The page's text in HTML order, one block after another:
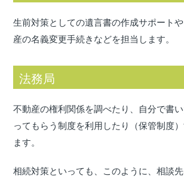
生前対策としての遺言書の作成サポート
産の名義変更手続きなどを担当します。
法務局
不動産の権利関係を調べたり、自分で書
ってもらう制度を利用したり（保管制度
ます。
相続対策といっても、このように、相談